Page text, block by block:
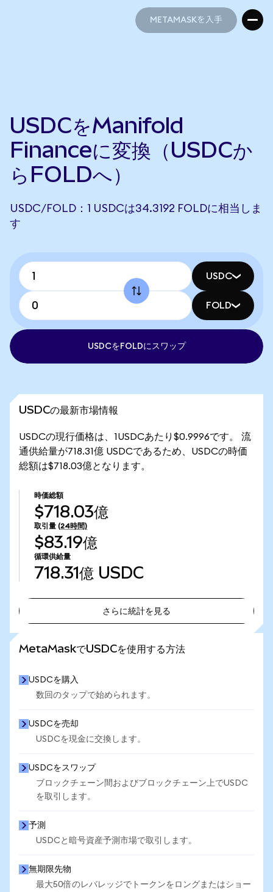
METAMASKを入手
USDCをManifold
Financeに変換（USDCか
らFOLDへ）
USDC/FOLD：1 USDCは34.3192 FOLDに相当しま
す
USDC
FOLD
USDCをFOLDにスワップ
USDCの最新市場情報
USDCの現行価格は、1USDCあたり$0.9996です。 流
通供給量が718.31億 USDCであるため、USDCの時価
総額は$718.03億となります。
時価総額
$718.03億
取引量 (24時間)
$83.19億
循環供給量
718.31億 USDC
さらに統計を見る
MetaMaskでUSDCを使用する方法
USDCを購入
数回のタップで始められます。
USDCを売却
USDCを現金に交換します。
USDCをスワップ
ブロックチェーン間およびブロックチェーン上でUSDC
を取引します。
予測
USDCと暗号資産予測市場で取引します。
無期限先物
最大50倍のレバレッジでトークンをロングまたはショー